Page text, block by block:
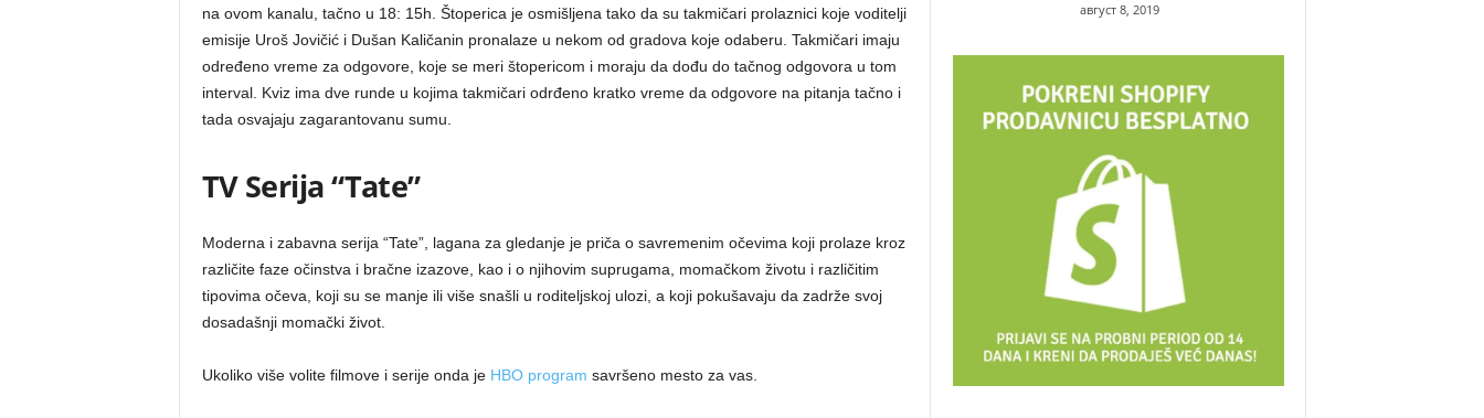
na ovom kanalu, tačno u 18: 15h. Štoperica je osmišljena tako da su takmičari prolaznici koje voditelji
emisije Uroš Jovičić i Dušan Kaličanin pronalaze u nekom od gradova koje odaberu. Takmičari imaju
određeno vreme za odgovore, koje se meri štopericom i moraju da dođu do tačnog odgovora u tom
interval. Kviz ima dve runde u kojima takmičari odrđeno kratko vreme da odgovore na pitanja tačno i
tada osvajaju zagarantovanu sumu.
TV Serija “Tate”
Moderna i zabavna serija “Tate”, lagana za gledanje je priča o savremenim očevima koji prolaze kroz
različite faze očinstva i bračne izazove, kao i o njihovim suprugama, momačkom životu i različitim
tipovima očeva, koji su se manje ili više snašli u roditeljskoj ulozi, a koji pokušavaju da zadrže svoj
dosadašnji momački život.
Ukoliko više volite filmove i serije onda je HBO program savršeno mesto za vas.
август 8, 2019